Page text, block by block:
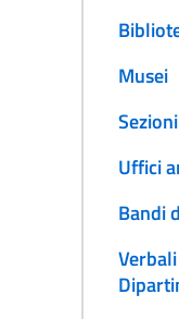
Musei
Uffici
Bandi